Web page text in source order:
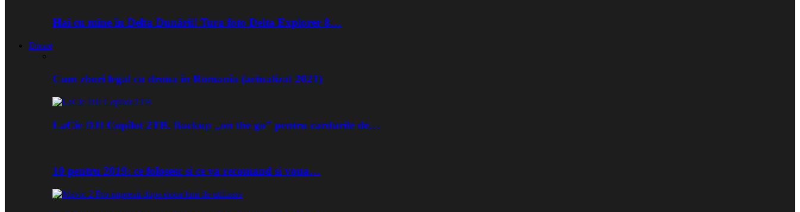
Hai cu mine în Delta Dunării! Tura foto Delta Explorer 8…
Drone
Cum zbori legal cu drona in Romania (actualizat 2021)
LaCie DJI Copilot 2TB. Backup „on the go” pentru cardurile de…
10 pentru 2019: ce folosesc si ce va recomand si voua…